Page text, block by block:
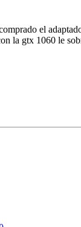
el
la gtx 1060 le